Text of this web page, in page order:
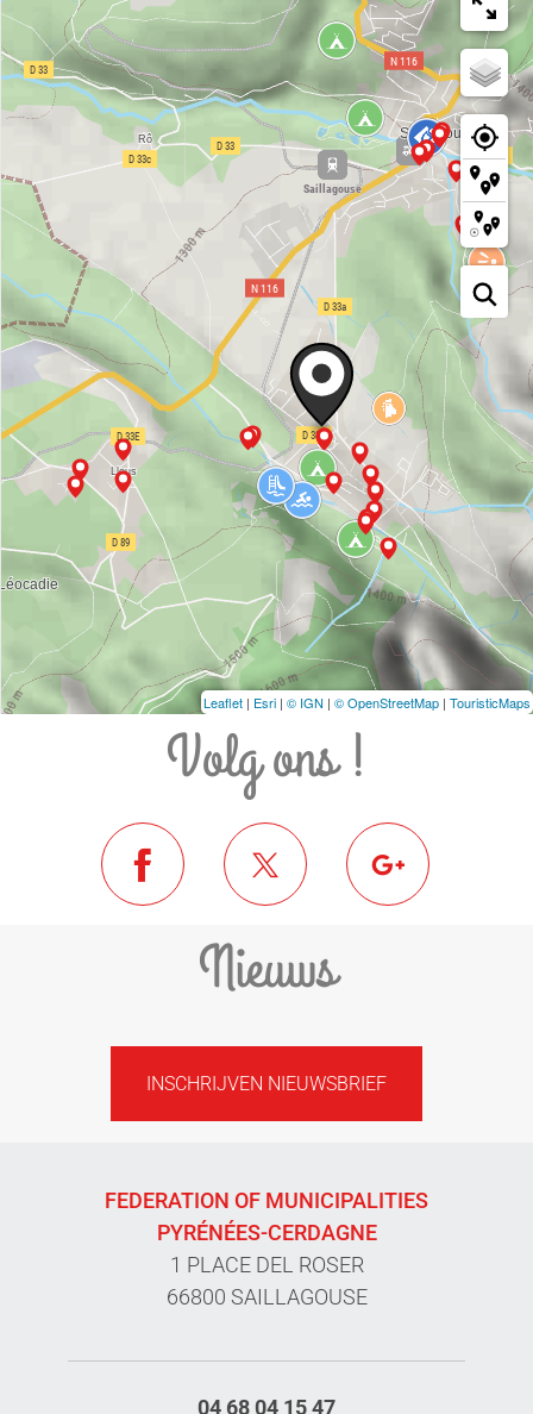
Leaflet | Esri | © IGN | © OpenStreetMap | TouristicMaps
Volg ons !
Nieuws
INSCHRIJVEN NIEUWSBRIEF
FEDERATION OF MUNICIPALITIES
PYRÉNÉES-CERDAGNE
1 PLACE DEL ROSER
66800 SAILLAGOUSE
04 68 04 15 47